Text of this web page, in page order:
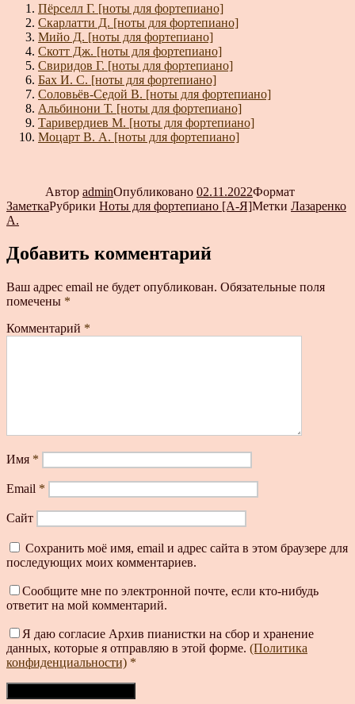
Пёрселл Г. [ноты для фортепиано]
Скарлатти Д. [ноты для фортепиано]
Мийо Д. [ноты для фортепиано]
Скотт Дж. [ноты для фортепиано]
Свиридов Г. [ноты для фортепиано]
Бах И. С. [ноты для фортепиано]
Соловьёв-Седой В. [ноты для фортепиано]
Альбинони Т. [ноты для фортепиано]
Таривердиев М. [ноты для фортепиано]
Моцарт В. А. [ноты для фортепиано]
Автор adminОпубликовано 02.11.2022Формат
ЗаметкаРубрики Ноты для фортепиано [А-Я]Метки Лазаренко
А.
Добавить комментарий
Ваш адрес email не будет опубликован. Обязательные поля
помечены *
Комментарий *
Имя *
Email *
Сайт
Сохранить моё имя, email и адрес сайта в этом браузере для
последующих моих комментариев.
Сообщите мне по электронной почте, если кто-нибудь
ответит на мой комментарий.
Я даю согласие Архив пианистки на сбор и хранение
данных, которые я отправляю в этой форме. (Политика
конфиденциальности) *